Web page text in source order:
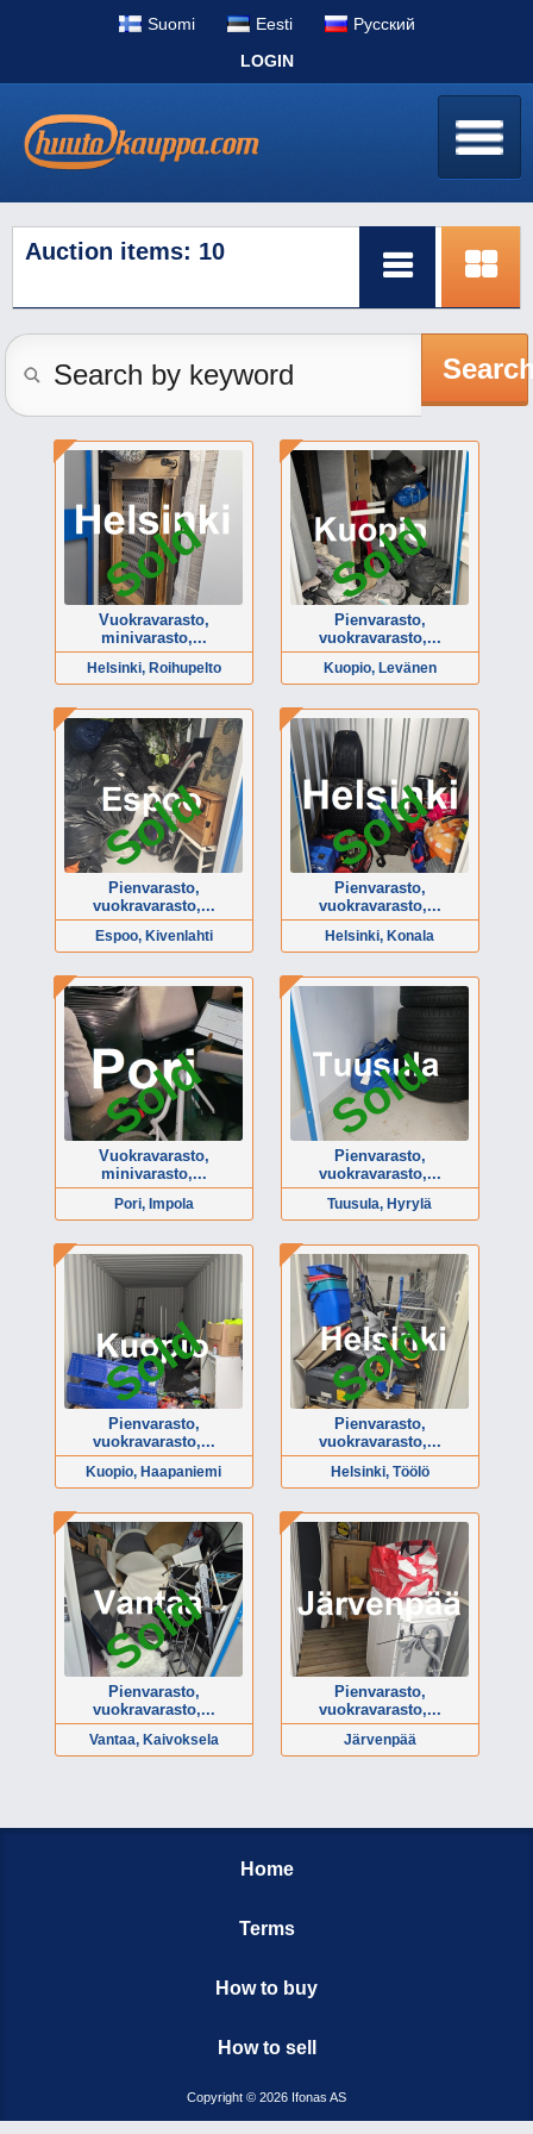
Suomi Eesti
Pусский
Auction items: 10
Sold
Vuokravarasto,
minivarasto,...
Helsinki, Roihupelto
Sold
Pienvarasto,
vuokravarasto,...
Kuopio, Levänen
Sold
Pienvarasto,
vuokravarasto,...
Espoo, Kivenlahti
Sold
Pienvarasto,
vuokravarasto,...
Helsinki, Konala
Sold
Vuokravarasto,
minivarasto,...
Pori, Impola
Sold
Pienvarasto,
vuokravarasto,...
Tuusula, Hyrylä
Sold
Pienvarasto,
vuokravarasto,...
Kuopio, Haapaniemi
Sold
Pienvarasto,
vuokravarasto,...
Helsinki, Töölö
Sold
Pienvarasto,
vuokravarasto,...
Vantaa, Kaivoksela
Pienvarasto,
vuokravarasto,...
Järvenpää
Home
Terms
How to buy
How to sell
Copyright © 2026 Ifonas AS